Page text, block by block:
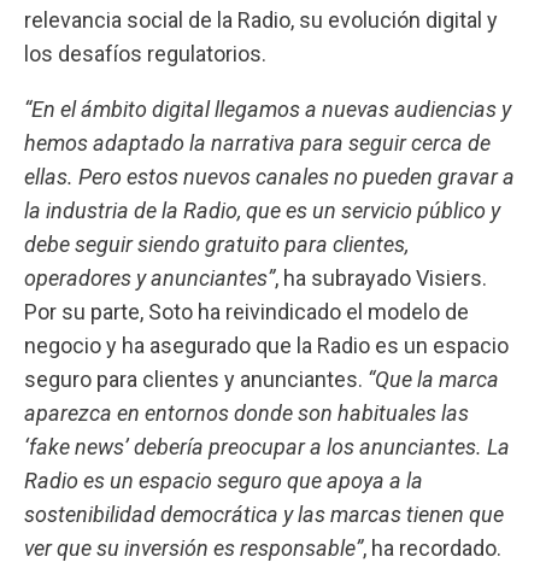
relevancia social de la Radio, su evolución digital y
los desafíos regulatorios.
“En el ámbito digital llegamos a nuevas audiencias y
hemos adaptado la narrativa para seguir cerca de
ellas. Pero estos nuevos canales no pueden gravar a
la industria de la Radio, que es un servicio público y
debe seguir siendo gratuito para clientes,
operadores y anunciantes”, ha subrayado Visiers.
Por su parte, Soto ha reivindicado el modelo de
negocio y ha asegurado que la Radio es un espacio
seguro para clientes y anunciantes. “Que la marca
aparezca en entornos donde son habituales las
‘fake news’ debería preocupar a los anunciantes. La
Radio es un espacio seguro que apoya a la
sostenibilidad democrática y las marcas tienen que
ver que su inversión es responsable”, ha recordado.